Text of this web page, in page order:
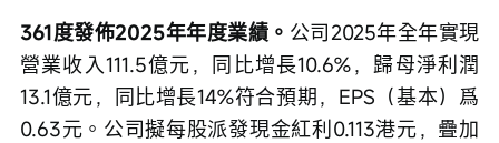
361度發佈2025年年度業績。 公司2025年全年實現
營業收入111.5億元，同比增長10.6%，歸母淨利潤
13.1億元，同比增長14%符合預期，EPS（基本）爲
0.63元。公司擬每股派發現金紅利0.113港元，疊加